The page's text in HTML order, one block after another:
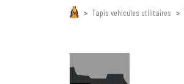
Tapis vehicules utilitaires